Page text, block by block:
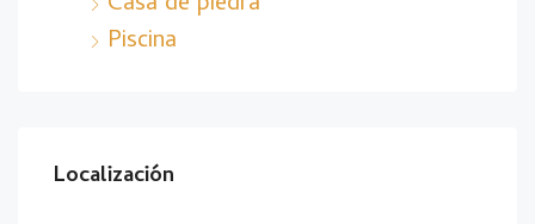
Piscina
Localización